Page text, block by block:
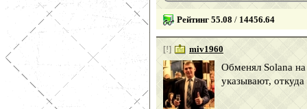
Рейтинг 55.08 / 14456.64
[!] miv1960
Обменял Solana
указывают,